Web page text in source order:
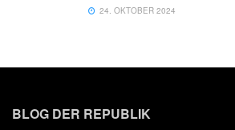
24. OKTOBER 2024
BLOG DER REPUBLIK